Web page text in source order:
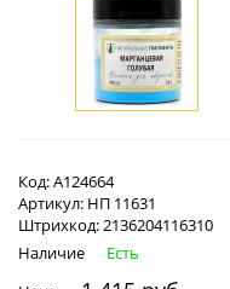
Код:А124664
Артикул: НП 11631
Штрихкод: 2136204116310
Наличие
Есть